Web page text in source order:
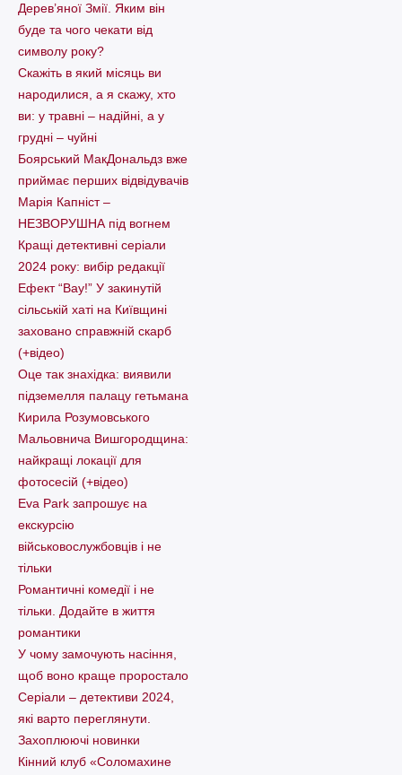
Дерев’яної Змії. Яким він
буде та чого чекати від
символу року?
Скажіть в який місяць ви
народилися, а я скажу, хто
ви: у травні – надійні, а у
грудні – чуйні
Боярський МакДональдз вже
приймає перших відвідувачів
Марія Капніст –
НЕЗВОРУШНА під вогнем
Кращі детективні серіали
2024 року: вибір редакції
Ефект “Вау!” У закинутій
сільській хаті на Київщині
заховано справжній скарб
(+відео)
Оце так знахідка: виявили
підземелля палацу гетьмана
Кирила Розумовського
Мальовнича Вишгородщина:
найкращі локації для
фотосесій (+відео)
Eva Park запрошує на
екскурсію
військовослужбовців і не
тільки
Романтичні комедії і не
тільки. Додайте в життя
романтики
У чому замочують насіння,
щоб воно краще проростало
Серіали – детективи 2024,
які варто пеpеглянути.
Захоплюючі новинки
Кінний клуб «Соломахине